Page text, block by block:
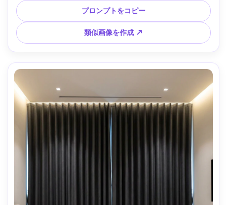
ストとシネマ風ムード、背後にはぼやけた大理石サイドテー
ブルとアートワーク、Canon R5・50mm・f/2.0、浅い被写界
深度、写実的な生地ハイライトと陰影 --ar 4:5
プロンプトをコピー
類似画像を作成 ↗